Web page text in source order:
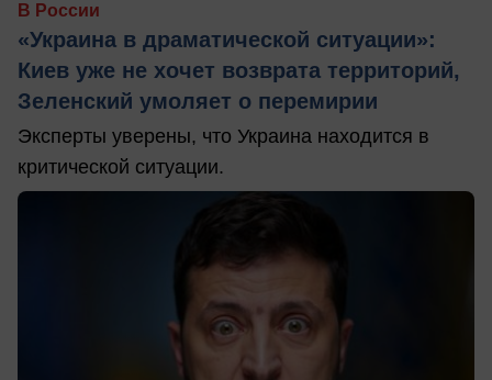
В России
«Украина в драматической ситуации»:
Киев уже не хочет возврата территорий,
Зеленский умоляет о перемирии
Эксперты уверены, что Украина находится в
критической ситуации.